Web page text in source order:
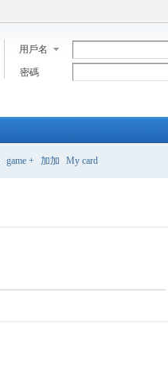
用戶名
密碼
game + 加加 My card